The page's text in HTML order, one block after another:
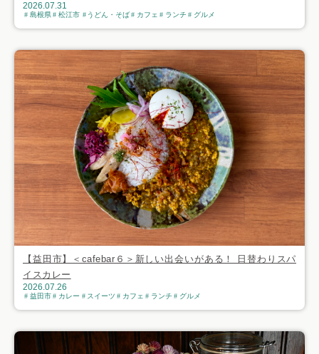
2026.07.31
島根県 松江市 うどん・そば カフェ ランチ グルメ
【益田市】＜cafebar６＞新しい出会いがある！ 日替わりスパ
イスカレー
2026.07.26
益田市 カレー スイーツ カフェ ランチ グルメ